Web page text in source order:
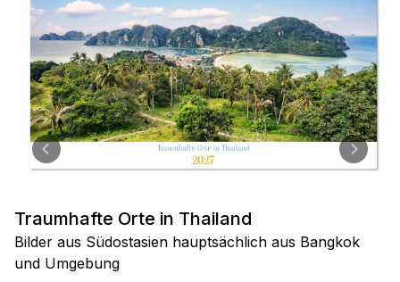
Traumhafte Orte in Thailand
Bilder aus Südostasien hauptsächlich aus Bangkok
und Umgebung